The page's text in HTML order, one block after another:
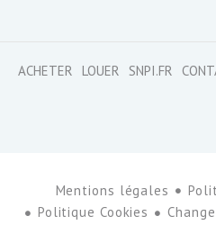
ACHETER LOUER SNPI.FR
Mentions légales
Politique Cookies